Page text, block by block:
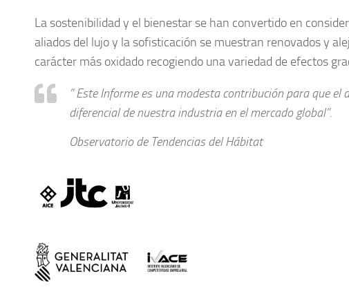
La sostenibilidad y el bienestar se han convertido en
aliados del lujo y la sofisticación se muestran renovados y
carácter más oxidado recogiendo una variedad de efectos
” Este Informe es una modesta contribución para que
diferencial de nuestra industria en el mercado global”.
Observatorio de Tendencias del Hábitat